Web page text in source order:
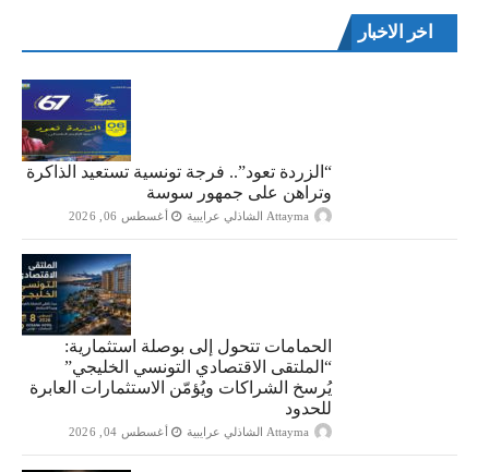
اخر الاخبار
“الزردة تعود”.. فرجة تونسية تستعيد الذاكرة
وتراهن على جمهور سوسة
Attayma الشاذلي عرايبية أغسطس 06, 2026
الحمامات تتحول إلى بوصلة استثمارية:
“الملتقى الاقتصادي التونسي الخليجي”
يُرسخ الشراكات ويُؤمّن الاستثمارات العابرة
للحدود
Attayma الشاذلي عرايبية أغسطس 04, 2026